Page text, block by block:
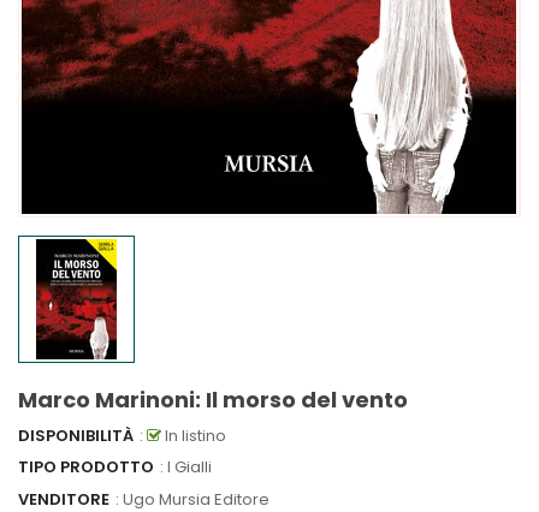
Marco Marinoni: Il morso del vento
DISPONIBILITÀ :
In listino
TIPO PRODOTTO : I Gialli
VENDITORE : Ugo Mursia Editore